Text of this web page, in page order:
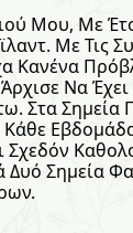
Μου, Με
Με Τις
Κανένα
Να
Στα Σημεία
Σχεδόν
Σημεία